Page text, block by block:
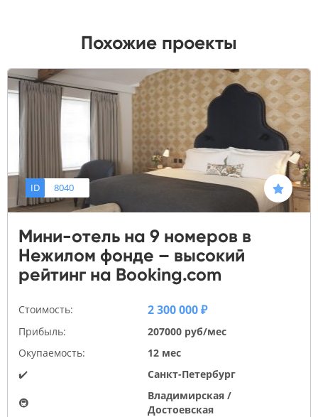
Похожие проекты
ID 8040
Мини-отель на 9 номеров в
Нежилом фонде – высокий
рейтинг на Booking.com
Стоимость: 2 300 000 ₽
Прибыль:
207000 руб/мес
Окупаемость:
12 мес
✔️
Санкт-Петербург
🚇
Владимирская /
Достоевская